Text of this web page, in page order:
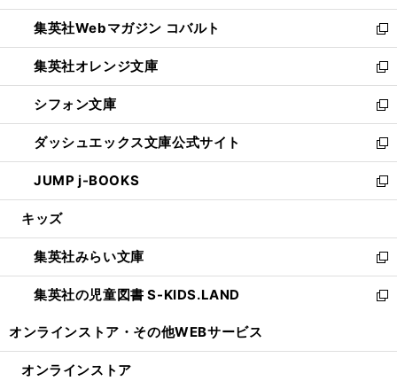
開
く
ウ
で
開
く
ン
ド
ウ
で
開
く
ウ
ィ
ン
ド
ウ
で
開
く
集英社Webマガジン コバルト
新
し
い
ウ
ィ
ン
ド
ウ
で
開
集英社オレンジ文庫
新
し
い
ウ
ィ
ン
ド
ウ
開
く
シフォン文庫
新
し
い
ウ
ィ
ン
ウ
で
開
く
ダッシュエックス文庫公式サイト
新
し
い
ウ
ン
ド
ウ
で
JUMP j-BOOKS
新
し
ウ
ィ
ン
ド
開
キッズ
集英社みらい文庫
新
し
い
ン
集英社の児童図書 S-KIDS.LAND
新
ウ
オンラインストア・ その他WEBサービス
オンラインストア